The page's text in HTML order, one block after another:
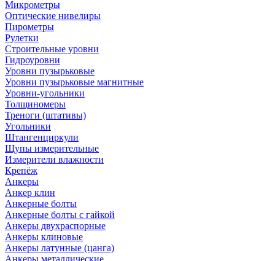
Микрометры
Оптические нивелиры
Пирометры
Рулетки
Строительные уровни
Гидроуровни
Уровни пузырьковые
Уровни пузырьковые магнитные
Уровни-угольники
Толщиномеры
Треноги (штативы)
Угольники
Штангенциркули
Щупы измерительные
Измерители влажности
Крепёж
Анкеры
Анкер клин
Анкерные болты
Анкерные болты с гайкой
Анкеры двухраспорные
Анкеры клиновые
Анкеры латунные (цанга)
Анкеры металлические